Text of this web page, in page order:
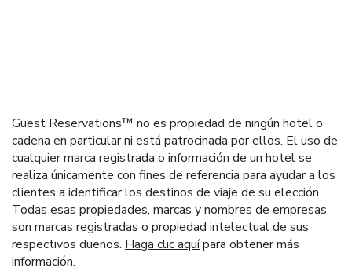
Guest Reservations™ no es propiedad de ningún hotel o
cadena en particular ni está patrocinada por ellos. El uso de
cualquier marca registrada o información de un hotel se
realiza únicamente con fines de referencia para ayudar a los
clientes a identificar los destinos de viaje de su elección.
Todas esas propiedades, marcas y nombres de empresas
son marcas registradas o propiedad intelectual de sus
respectivos dueños. Haga clic aquípara obtener más
información.